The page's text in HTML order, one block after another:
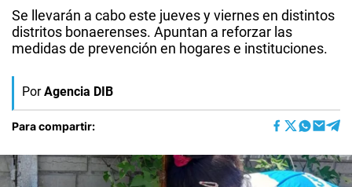
Se llevarán a cabo este jueves y viernes en distintos
distritos bonaerenses. Apuntan a reforzar las
medidas de prevención en hogares e instituciones.
Por Agencia DIB
Para compartir: